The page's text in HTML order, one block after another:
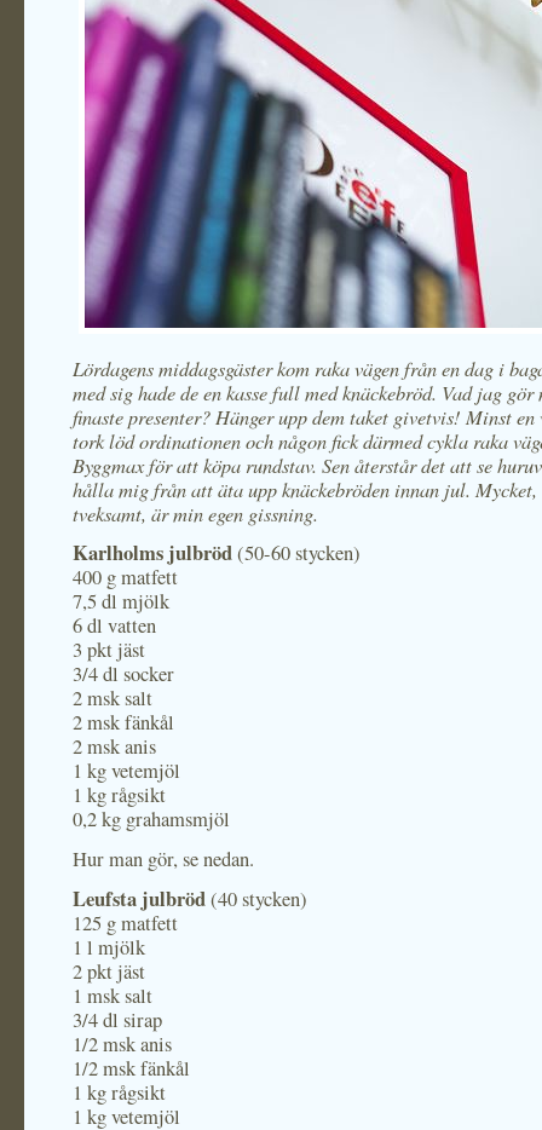
Lördagens middagsgäster kom raka vägen från en dag i
med sig hade de en kasse full med knäckebröd. Vad jag gör
finaste presenter? Hänger upp dem taket givetvis! Minst en
tork löd ordinationen och någon fick därmed cykla raka
Byggmax för att köpa rundstav. Sen återstår det att se
hålla mig från att äta upp knäckebröden innan jul. Mycket,
tveksamt, är min egen gissning.
Karlholms julbröd(50-60 stycken)
400 g matfett
7,5 dl mjölk
6 dl vatten
3 pkt jäst
3/4 dl socker
2 msk salt
2 msk fänkål
2 msk anis
1 kg vetemjöl
1 kg rågsikt
0,2 kg grahamsmjöl
Hur man gör, se nedan.
Leufsta julbröd(40 stycken)
125 g matfett
1 l mjölk
2 pkt jäst
1 msk salt
3/4 dl sirap
1/2 msk anis
1/2 msk fänkål
1 kg rågsikt
1 kg vetemjöl